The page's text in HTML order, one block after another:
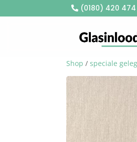
(0180) 420 474
Shop / speciale